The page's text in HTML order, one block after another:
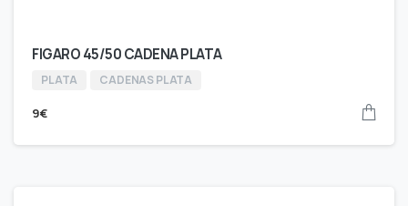
FIGARO 45/50 CADENA PLATA
PLATA CADENAS PLATA
9€